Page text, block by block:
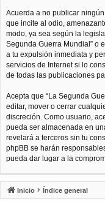
Acuerda a no publicar
que incite al odio,
modo, ya sea según la
Segunda Guerra Mundial” o
a tu expulsión inmediata y
servicios de Internet si lo
de todas las publicaciones
Acepta que “La Segunda
editar, mover o cerrar
discreción. Como usuario,
pueda ser almacenada en
revelará a terceros sin tu
phpBB se harán
pueda dar lugar a la
Inicio Índice general